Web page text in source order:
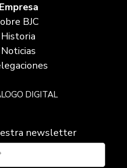
Empresa
BJC
Historia
Noticias
DIGITAL
newsletter